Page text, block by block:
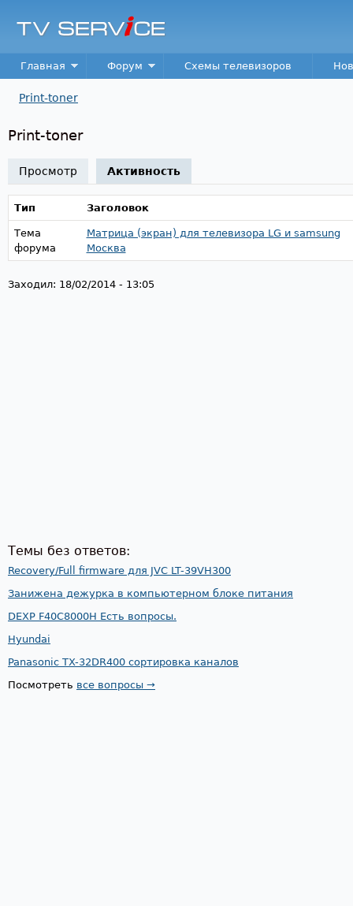
TV
Service
Main menu
Главная Форум Схемы телевизоров
Print-toner
Print-toner
Просмотр Активность(активная вкладка)
Тип Заголовок
Тема
форума
Матрица (экран) для телевизора LG и samsung
Москва
Заходил: 18/02/2014 - 13:05
Темы без ответов:
Recovery/Full firmware для JVC LT-39VH300
Занижена дежурка в компьютерном блоке питания
DEXP F40C8000H Есть вопросы.
Hyundai
Panasonic TX-32DR400 сортировка каналов
Посмотреть все вопросы →